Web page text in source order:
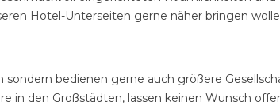
Hotel-Unterseiten gerne näher bringen
bedienen gerne auch größere
in den Großstädten, lassen keinen Wunsch